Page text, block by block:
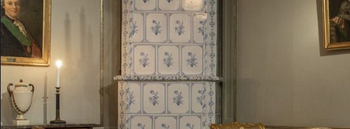
SE-400 15 Göteborg